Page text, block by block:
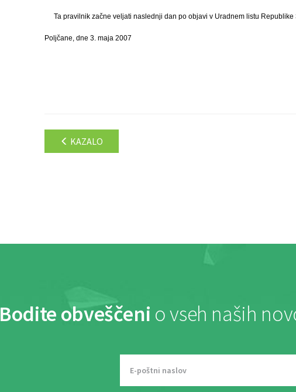
Ta pravilnik začne veljati naslednji dan po objavi v Uradnem listu Republike
Poljčane, dne 3. maja 2007
KAZALO
Bodite obveščeni o vseh naših